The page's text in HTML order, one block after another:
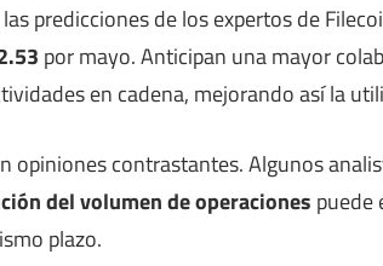
predicciones de los expertos de
por mayo. Anticipan una mayor
en cadena, mejorando así la
opiniones contrastantes. Algunos
del volumen de operaciones puede
plazo.